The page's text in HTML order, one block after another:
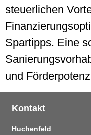
steuerlichen
Spartipps. Eine
und
Kontakt
Huchenfeld